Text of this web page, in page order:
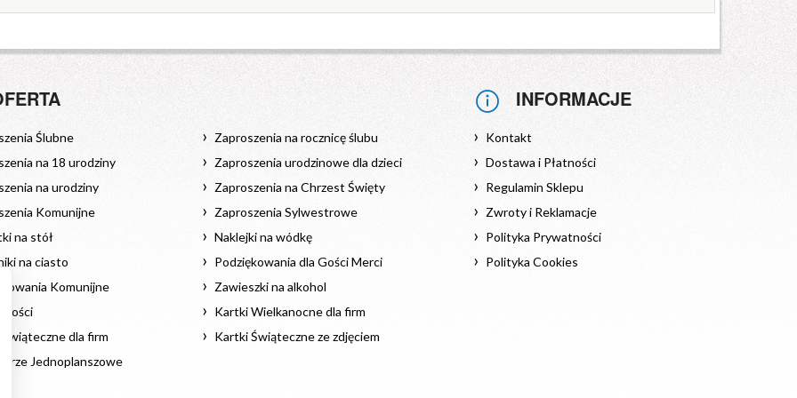
Ślubne
Zaproszenia na rocznicę ślubu
na 18 urodziny
Zaproszenia urodzinowe dla dzieci
na urodziny
Zaproszenia na Chrzest Święty
Komunijne
Zaproszenia Sylwestrowe
na stół
Naklejki na wódkę
na ciasto
Podziękowania dla Gości Merci
Komunijne
Zawieszki na alkohol
Kartki Wielkanocne dla firm
dla firm
Kartki Świąteczne ze zdjęciem
Jednoplanszowe
INFORMACJE
Kontakt
Dostawa i Płatności
Regulamin Sklepu
Zwroty i Reklamacje
Polityka Prywatności
Polityka Cookies